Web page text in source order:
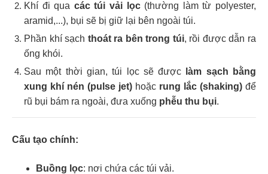
Khí đi qua các túi vải lọc(thường làm từ polyester,
aramid,...), bụi sẽ bị giữ lại bên ngoài túi.
Phần khí sạch thoát ra bên trong túi, rồi được dẫn ra
ống khói.
Sau một thời gian, túi lọc sẽ được
làm sạch bằng
xung khí nén (pulse jet) hoặc rung lắc (shaking) để
rũ bụi bám ra ngoài, đưa xuống phễu thu bụi.
Cấu tạo chính:
Buồng lọc: nơi chứa các túi vải.